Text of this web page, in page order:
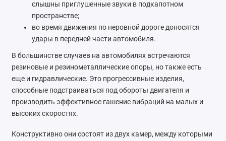
слышны приглушенные звуки в подкапотном
пространстве;
во время движения по неровной дороге доносятся
удары в передней части автомобиля.
В большинстве случаев на автомобилях встречаются
резиновые и резинометаллические опоры, но также есть
еще и гидравлические. Это прогрессивные изделия,
способные подстраиваться под обороты двигателя и
производить эффективное гашение вибраций на малых и
высоких скоростях.
Конструктивно они состоят из двух камер, между которыми